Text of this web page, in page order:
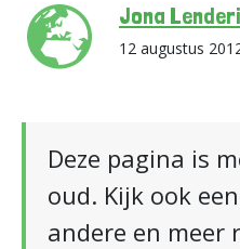
Jona
12 augustus
Deze pagina is
oud. Kijk ook
andere en meer